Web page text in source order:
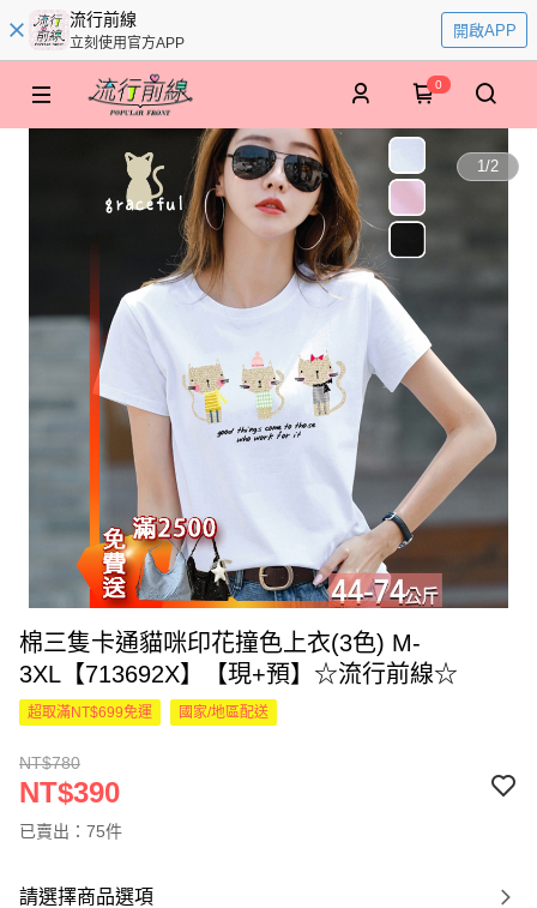
流行前線
立刻使用官方APP
開啟APP
0
1/2
棉三隻卡通貓咪印花撞色上衣(3色) M-
3XL【713692X】【現+預】☆流行前線☆
超取滿NT$699免運 國家/地區配送
NT$780
NT$390
已賣出：75件
請選擇商品選項